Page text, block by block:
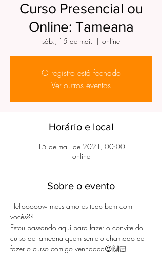
Curso Presencial ou
Online: Tameana
sáb., 15 de mai.
  |
online
O registro está fechado
Ver outros eventos
Horário e local
15 de mai. de 2021, 00:00
online
Sobre o evento
Hellooooow meus amores tudo bem com
vocês??
Estou passando aqui para fazer o convite do
curso de tameana quem sente o chamado de
fazer o curso comigo venhaaaa😍🙌🏻.